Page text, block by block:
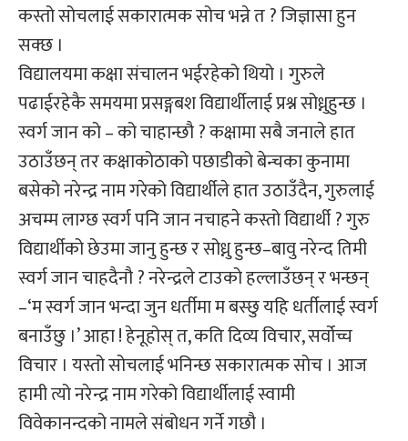
कस्तो सोचलाई सकारात्मक सोच भन्ने त ? जिज्ञासा हुन
सक्छ ।
विद्यालयमा कक्षा संचालन भईरहेको थियो । गुरुले
पढाईरहेकै समयमा प्रसङ्गबश विद्यार्थीलाई प्रश्न सोध्नुहुन्छ ।
स्वर्ग जान को – को चाहान्छौ ? कक्षामा सबै जनाले हात
उठाउँछन् तर कक्षाकोठाको पछाडीको बेन्चका कुनामा
बसेको नरेन्द्र नाम गरेको विद्यार्थीले हात उठाउँदैन, गुरुलाई
अचम्म लाग्छ स्वर्ग पनि जान नचाहने कस्तो विद्यार्थी ? गुरु
विद्यार्थीको छेउमा जानु हुन्छ र सोध्नु हुन्छ–बावु नरेन्द तिमी
स्वर्ग जान चाहदैनौ ? नरेन्द्रले टाउको हल्लाउँछन् र भन्छन्
–‘म स्वर्ग जान भन्दा जुन धर्तीमा म बस्छु यहि धर्तीलाई स्वर्ग
बनाउँछु ।’ आहा ! हेनूहोस् त, कति दिव्य विचार, सर्वोच्च
विचार । यस्तो सोचलाई भनिन्छ सकारात्मक सोच । आज
हामी त्यो नरेन्द्र नाम गरेको विद्यार्थीलाई स्वामी
विवेकानन्दको नामले संबोधन गर्ने गछौ ।